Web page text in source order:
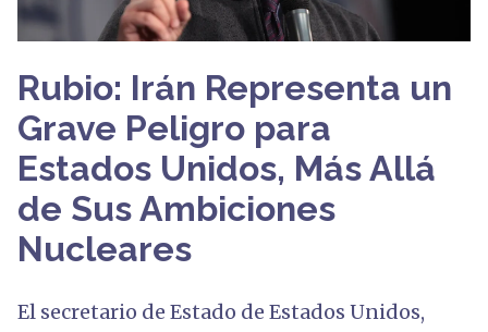
Rubio: Irán Representa un
Grave Peligro para
Estados Unidos, Más Allá
de Sus Ambiciones
Nucleares
El secretario de Estado de Estados Unidos,